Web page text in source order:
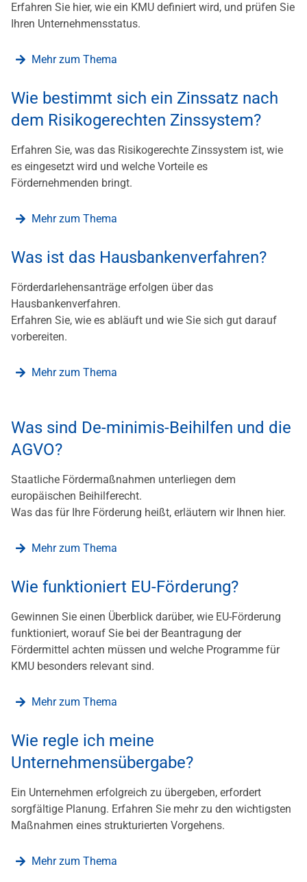
Erfahren Sie hier, wie ein KMU definiert wird, und prüfen Sie
Ihren Unternehmensstatus.
Mehr zum Thema
Wie bestimmt sich ein Zinssatz nach
dem Risikogerechten Zinssystem?
Erfahren Sie, was das Risikogerechte Zinssystem ist, wie
es eingesetzt wird und welche Vorteile es
Fördernehmenden bringt.
Mehr zum Thema
Was ist das Hausbankenverfahren?
Förderdarlehensanträge erfolgen über das
Hausbankenverfahren.
Erfahren Sie, wie es abläuft und wie Sie sich gut darauf
vorbereiten.
Mehr zum Thema
Was sind De-minimis-Beihilfen und die
AGVO?
Staatliche Fördermaßnahmen unterliegen dem
europäischen Beihilferecht.
Was das für Ihre Förderung heißt, erläutern wir Ihnen hier.
Mehr zum Thema
Wie funktioniert EU-Förderung?
Gewinnen Sie einen Überblick darüber, wie EU-Förderung
funktioniert, worauf Sie bei der Beantragung der
Fördermittel achten müssen und welche Programme für
KMU besonders relevant sind.
Mehr zum Thema
Wie regle ich meine
Unternehmensübergabe?
Ein Unternehmen erfolgreich zu übergeben, erfordert
sorgfältige Planung. Erfahren Sie mehr zu den wichtigsten
Maßnahmen eines strukturierten Vorgehens.
Mehr zum Thema